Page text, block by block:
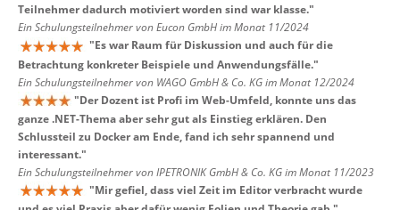
Teilnehmer dadurch motiviert worden sind war klasse."
Ein Schulungsteilnehmer von Eucon GmbH im Monat 11/2024
"Es war Raum für Diskussion und auch für die
Betrachtung konkreter Beispiele und Anwendungsfälle."
Ein Schulungsteilnehmer von WAGO GmbH & Co. KG im Monat 12/2024
"Der Dozent ist Profi im Web-Umfeld, konnte uns das
ganze .NET-Thema aber sehr gut als Einstieg erklären. Den
Schlussteil zu Docker am Ende, fand ich sehr spannend und
interessant."
Ein Schulungsteilnehmer von IPETRONIK GmbH & Co. KG im Monat 11/2023
"Mir gefiel, dass viel Zeit im Editor verbracht wurde